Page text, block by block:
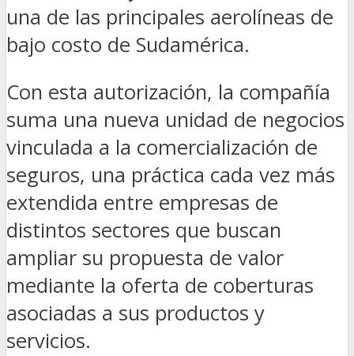
una de las principales aerolíneas de
bajo costo de Sudamérica.
Con esta autorización, la compañía
suma una nueva unidad de negocios
vinculada a la comercialización de
seguros, una práctica cada vez más
extendida entre empresas de
distintos sectores que buscan
ampliar su propuesta de valor
mediante la oferta de coberturas
asociadas a sus productos y
servicios.